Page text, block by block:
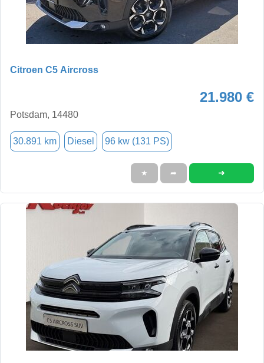
Citroen C5 Aircross
21.980 €
Potsdam, 14480
30.891 km Diesel 96 kw (131 PS)
★ ➦ ➜